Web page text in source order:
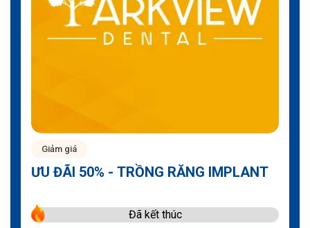
Giảm giá
ƯU ĐÃI 50% - TRỒNG RĂNG IMPLANT
Đã kết thúc